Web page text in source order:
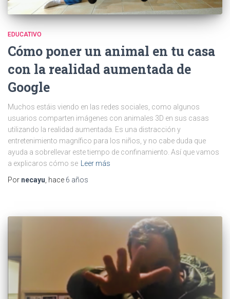
EDUCATIVO
Cómo poner un animal en tu casa
con la realidad aumentada de
Google
Muchos estáis viendo en las redes sociales, como algunos
usuarios comparten imágenes con animales 3D en sus casas
utilizando la realidad aumentada. Es una distracción y
entretenimiento magnífico para los niños, y no cabe duda que
ayuda a sobrellevar este tiempo de confinamiento. Así que vamos
a explicaros cómo se Leer más
Por necayu , hace 6 años